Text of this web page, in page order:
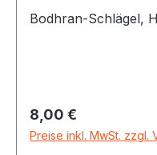
Bodhran-Schlägel,
Regulärer Preis:
8,00 €
Preise inkl. MwSt. zzgl.